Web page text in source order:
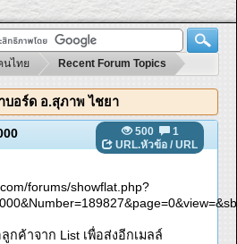
นไทย Recent Forum Topics
บอร์ด อ.สุภาพ ไชยา
500
1
URL.หัวข้อ / URL
forums/showflat.php?
กค้าจาก List เพื่อส่งอีกเมลล์